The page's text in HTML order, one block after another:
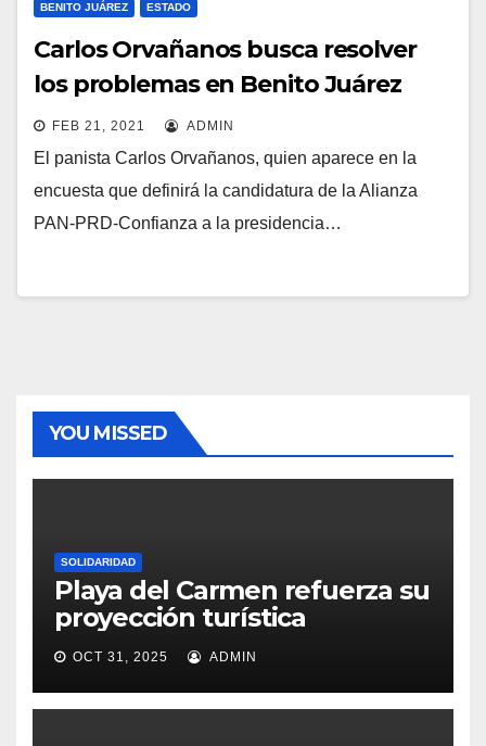
BENITO JUÁREZ ESTADO
Carlos Orvañanos busca resolver
los problemas en Benito Juárez
FEB 21, 2021 ADMIN
El panista Carlos Orvañanos, quien aparece en la
encuesta que definirá la candidatura de la Alianza
PAN-PRD-Confianza a la presidencia…
YOU MISSED
SOLIDARIDAD
Playa del Carmen refuerza su
proyección turística
OCT 31, 2025 ADMIN